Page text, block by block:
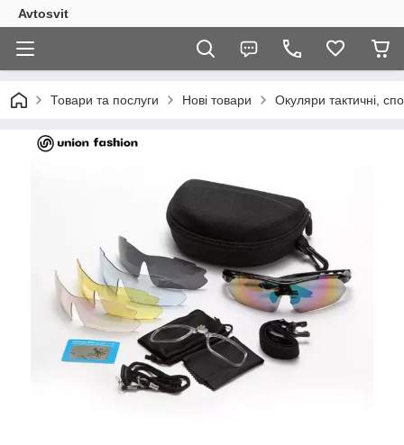
Avtosvit
Товари та послуги Нові товари Окуляри тактичні,